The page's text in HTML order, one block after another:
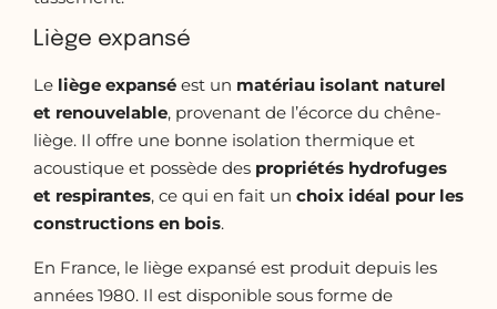
Liège expansé
Le liège expansé est un matériau isolant naturel
et renouvelable, provenant de l’écorce du chêne-
liège. Il offre une bonne isolation thermique et
acoustique et possède des propriétés hydrofuges
et respirantes, ce qui en fait un choix idéal pour les
constructions en bois.
En France, le liège expansé est produit depuis les
années 1980. Il est disponible sous forme de